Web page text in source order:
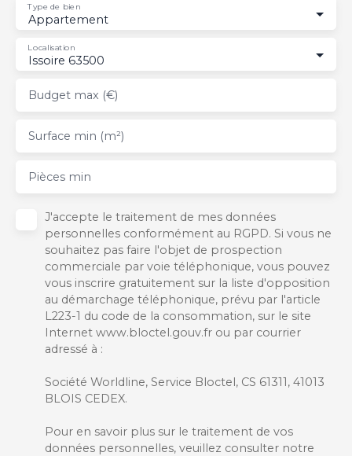
Appartement
Type de bien
Issoire 63500
Localisation
Budget max (€)
Surface min (m²)
Pièces min
J'accepte le traitement de mes données
personnelles conformément au RGPD. Si vous ne
souhaitez pas faire l'objet de prospection
commerciale par voie téléphonique, vous pouvez
vous inscrire gratuitement sur la liste d'opposition
au démarchage téléphonique, prévu par l'article
L223-1 du code de la consommation, sur le site
Internet www.bloctel.gouv.fr ou par courrier
adressé à :
Société Worldline, Service Bloctel, CS 61311, 41013
BLOIS CEDEX.
Pour en savoir plus sur le traitement de vos
données personnelles, veuillez consulter notre